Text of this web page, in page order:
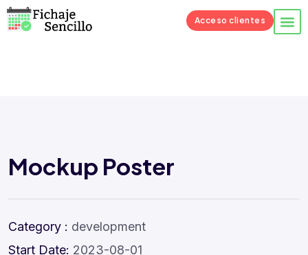
Acceso clientes
Mockup Poster
Category : development
Start Date: 2023-08-01
Launch login modal
Launch register modal